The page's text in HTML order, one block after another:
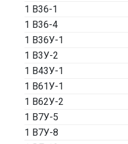
1 В36-1
1 В36-4
1 В36У-1
1 В3У-2
1 В43У-1
1 В61У-1
1 В62У-2
1 В7У-5
1 В7У-8